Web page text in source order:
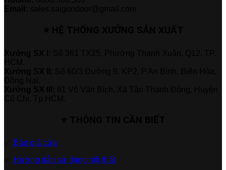
Báo giá cửa
Hướng dẫn sử dụng nội thất